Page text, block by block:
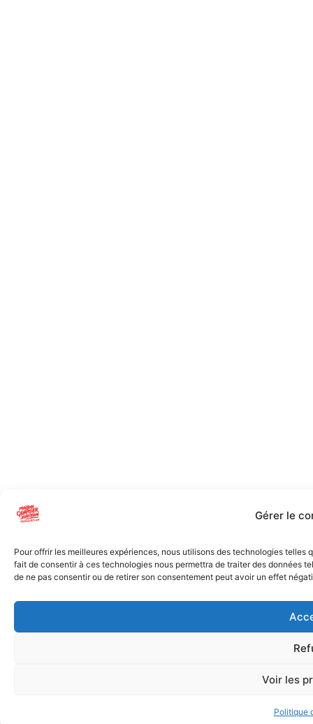
Gérer le
Pour offrir les meilleures expériences, nous utilisons des technologies
fait de consentir à ces technologies nous permettra de traiter des données
de ne pas consentir ou de retirer son consentement peut avoir un effet
Voir les
Politique